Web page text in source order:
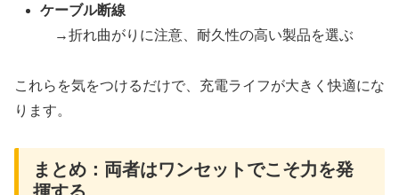
ケーブル断線
→折れ曲がりに注意、耐久性の高い製品を選ぶ
これらを気をつけるだけで、充電ライフが大きく快適にな
ります。
まとめ：両者はワンセットでこそ力を発